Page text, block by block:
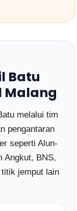
Batu
Malang
melalui tim
pengantaran
seperti Alun-
Angkut, BNS,
jemput lain